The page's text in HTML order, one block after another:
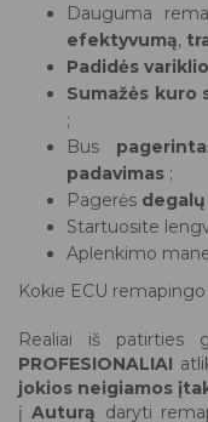
Dauguma
efektyvumą,
Padidės
Sumažės kuro
;
Bus
padavimas ;
Pagerės
Startuosite
Aplenkimo
Kokie ECU remapingo
Realiai iš patirties
PROFESIONALIAI
jokios neigiamos
įAuturą daryti